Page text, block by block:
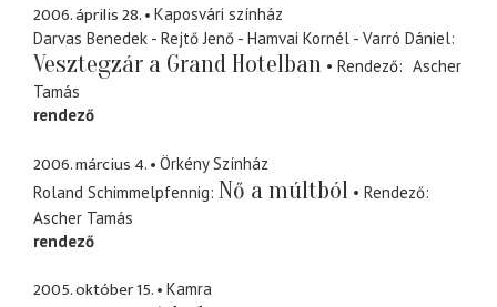
2006. április 28.
Kaposvári színház
Darvas Benedek - Rejtő Jenő - Hamvai Kornél - Varró Dániel
Vesztegzár a Grand Hotelban Rendező
Ascher
Tamás
rendező
2006. március 4.
Örkény Színház
Roland Schimmelpfennig Nő a múltból
Rendező
Ascher Tamás
rendező
2005. október 15.
Kamra